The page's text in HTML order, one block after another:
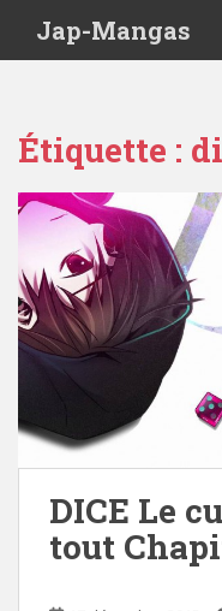
Jap-Mangas
Étiquette :
DICE Le
tout